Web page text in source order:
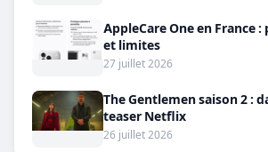
AppleCare One en France
et limites
27 juillet 2026
The Gentlemen saison 2 :
teaser Netflix
26 juillet 2026